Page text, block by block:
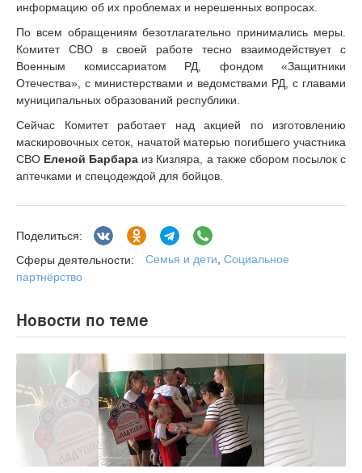
информацию об их проблемах и нерешенных вопросах.
По всем обращениям безотлагательно принимались меры.
Комитет СВО в своей работе тесно взаимодействует с
Военным комиссариатом РД, фондом «Защитники
Отечества», с министерствами и ведомствами РД, с главами
муниципальных образований республики.
Сейчас Комитет работает над акцией по изготовлению
маскировочных сеток, начатой матерью погибшего участника
СВО Еленой Барбара из Кизляра, а также сбором посылок с
аптечками и спецодеждой для бойцов.
Поделиться:
Сферы деятельности:
Семья и дети Социальное
партнёрство
Новости по теме